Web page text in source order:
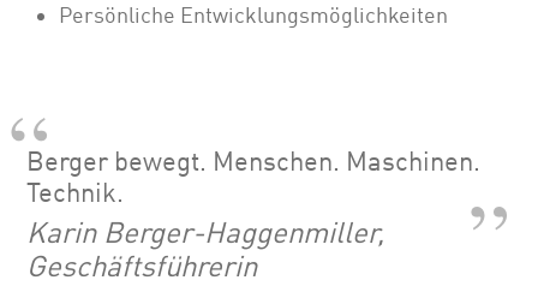
Persönliche Entwicklungsmöglichkeiten
Berger bewegt. Menschen. Maschinen.
Technik.
Karin Berger-Haggenmiller,
Geschäftsführerin